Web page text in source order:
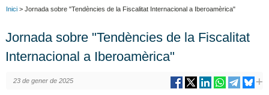
Inici > Jornada sobre "Tendències de la Fiscalitat Internacional a Iberoamèrica"
Jornada sobre "Tendències de la Fiscalitat
Internacional a Iberoamèrica"
23 de gener de 2025